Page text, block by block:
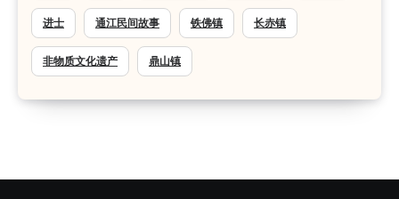
进士 通江民间故事 铁佛镇 长赤镇
非物质文化遗产 鼎山镇